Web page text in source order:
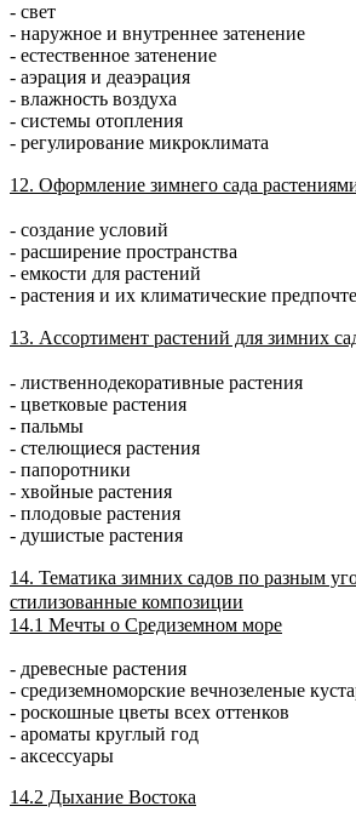
- свет
- наружное и внутреннее затенение
- естественное затенение
- аэрация и деаэрация
- влажность воздуха
- системы отопления
- регулирование микроклимата
12. Оформление зимнего сада
- создание условий
- расширение пространства
- емкости для растений
- растения и их климатические
13. Ассортимент растений для зимних
- лиственнодекоративные растения
- цветковые растения
- пальмы
- стелющиеся растения
- папоротники
- хвойные растения
- плодовые растения
- душистые растения
14. Тематика зимних садов по разным
стилизованные композиции
14.1 Мечты о Средиземном море
- древесные растения
- средиземноморские вечнозеленые
- роскошные цветы всех оттенков
- ароматы круглый год
- аксессуары
14.2 Дыхание Востока